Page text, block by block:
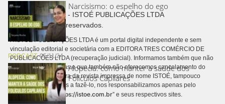
Narcisismo: o espelho do ego
PODCAST05/11/24
Alopecia: como manter a saúde dos
Folículos Capilares
Copyright © 2026 - ISTOÉ PUBLICAÇÕES LTDA
Todos os direitos reservados.
A ISTOÉ PUBLICAÇÕES LTDA é um portal digital independente e sem
vinculação editorial e societária com a EDITORA TRES COMÉRCIO DE
PUBLICACÕES LTDA (recuperação judicial). Informamos também que não
realizamos cobranças e que também não oferecemos cancelamento do
contrato de assinatura da revista impressa de nome ISTOÉ, tampouco
autorizamos terceiros a fazê-lo, nos responsabilizamos apenas pelo
conteúdo digital “https://istoe.com.br” e seus respectivos sites.